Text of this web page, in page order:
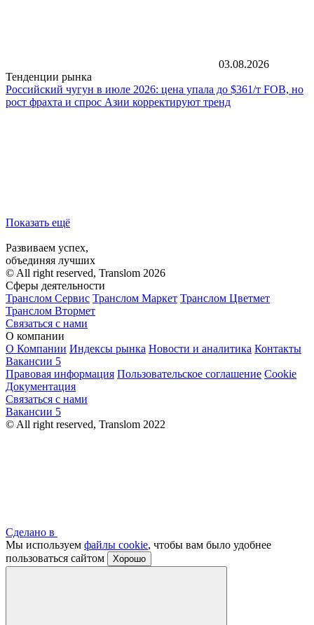
03.08.2026
Тенденции рынка
Российский чугун в июле 2026: цена упала до $361/т FOB, но
рост фрахта и спрос Азии корректируют тренд
Показать ещё
Развиваем успех,
объединяя лучших
© All right reserved, Translom 2026
Сферы деятельности
Транслом Сервис Транслом Маркет Транслом Цветмет
Транслом Втормет
Связаться с нами
О компании
О Компании Индексы рынка Новости и аналитика Контакты
Вакансии 5
Правовая информация Пользовательское соглашение Cookie
Документация
Связаться с нами
Вакансии 5
© All right reserved, Translom 2022
Сделано в
Мы используем файлы cookie, чтобы вам было удобнее
пользоваться сайтом
Хорошо